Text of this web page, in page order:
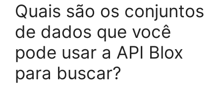
Quais são os conjuntos
de dados que você
pode usar a API Blox
para buscar?